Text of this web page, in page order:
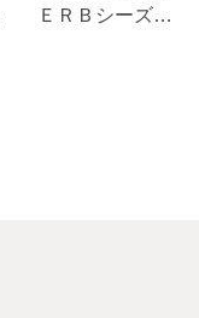
ＥＲＢシーズニ